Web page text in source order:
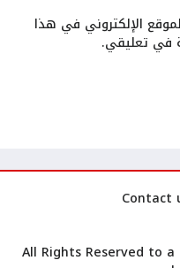
الإلكتروني في هذا
في تعليقي.
Contact